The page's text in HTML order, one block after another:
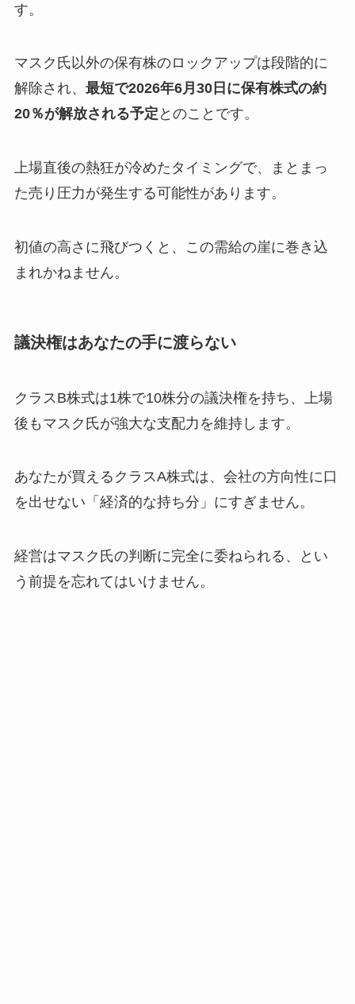
す。
マスク氏以外の保有株のロックアップは段階的に
解除され、 最短で2026年6月30日に保有株式の約
20％が解放される予定 とのことです。
上場直後の熱狂が冷めたタイミングで、まとまっ
た売り圧力が発生する可能性があります。
初値の高さに飛びつくと、この需給の崖に巻き込
まれかねません。
議決権はあなたの手に渡らない
クラスB株式は1株で10株分の議決権を持ち、上場
後もマスク氏が強大な支配力を維持します。
あなたが買えるクラスA株式は、会社の方向性に口
を出せない「経済的な持ち分」にすぎません。
経営はマスク氏の判断に完全に委ねられる、とい
う前提を忘れてはいけません。